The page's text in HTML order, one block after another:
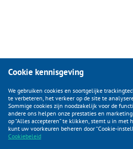
KLANTENSERVICE
CATEGORIEËN
Cookie kennisgeving
We gebruiken cookies en soortgelijke
te verbeteren, het verkeer op de site te
Sommige cookies zijn noodzakelijk voor de
andere ons helpen onze prestaties en
op “Alles accepteren” te klikken, stemt u in met
kunt uw voorkeuren beheren door “Cookie-
Cookiebeleid